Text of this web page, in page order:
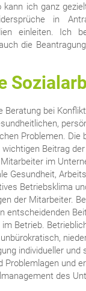
kann ich ganz
in
einleiten. Ich
die
Beratung bei
Problemen. Die
Beitrag der
im
Gesundheit,
Betriebsklima
der Mitarbeiter.
entscheidenden
Betrieb.
individueller und
Problemlagen und
des